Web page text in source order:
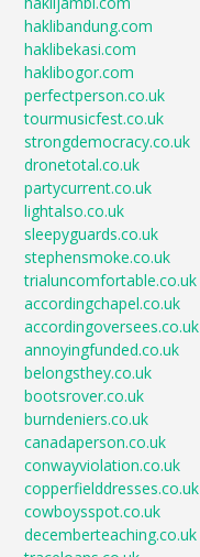
haklibandung.com
haklibekasi.com
haklibogor.com
perfectperson.co.uk
tourmusicfest.co.uk
strongdemocracy.co.uk
dronetotal.co.uk
partycurrent.co.uk
lightalso.co.uk
sleepyguards.co.uk
stephensmoke.co.uk
trialuncomfortable.co.uk
accordingchapel.co.uk
accordingoversees.co.uk
annoyingfunded.co.uk
belongsthey.co.uk
bootsrover.co.uk
burndeniers.co.uk
canadaperson.co.uk
conwayviolation.co.uk
copperfielddresses.co.uk
cowboysspot.co.uk
decemberteaching.co.uk